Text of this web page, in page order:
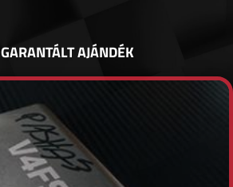
GARANTÁLT AJÁNDÉK